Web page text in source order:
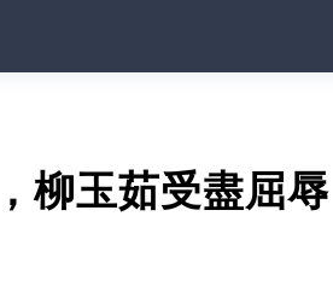
柳玉茹受盡屈辱